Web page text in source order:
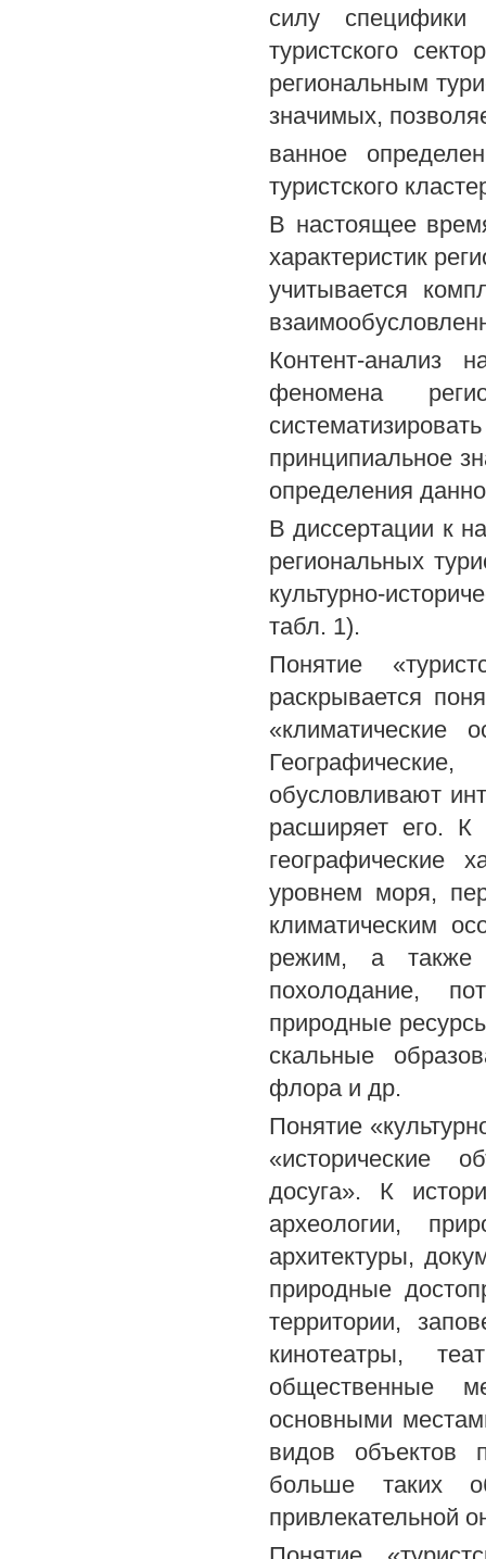
силу
туристского
региональным
значимых,
ванное
туристского
В настоящее
характеристик
учитывается
Контент-анализ
феномена
принципиальное
определения
В диссертации к
региональных
культурно-
табл. 1).
Понятие
раскрывается
«климатические
обусловливают
расширяет его. К
географические
уровнем моря,
климатическим
режим, а также
похолодание,
природные
скальные
флора и др.
Понятие
«исторические
досуга». К
археологии,
архитектуры,
природные
территории,
кинотеатры,
общественные
основными
видов объектов
больше таких
привлекательной